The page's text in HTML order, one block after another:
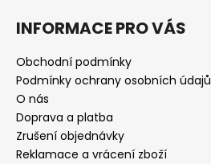
INFORMACE PRO VÁS
Obchodní podmínky
Podmínky ochrany osobních údajů
O nás
Doprava a platba
Zrušení objednávky
Reklamace a vrácení zboží